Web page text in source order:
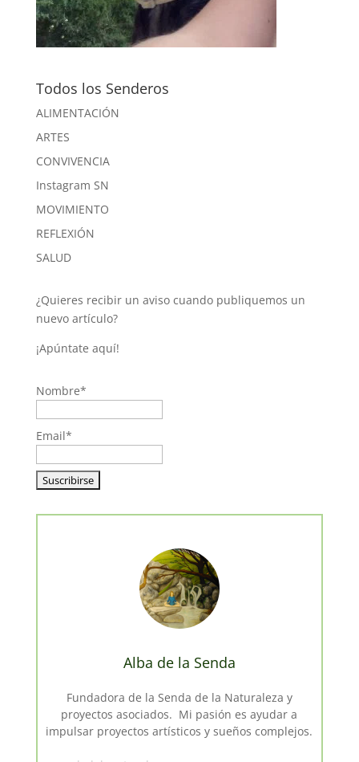
Todos los Senderos
ALIMENTACIÓN
ARTES
CONVIVENCIA
Instagram SN
MOVIMIENTO
REFLEXIÓN
SALUD
¿Quieres recibir un aviso cuando publiquemos un
nuevo artículo?
¡Apúntate aquí!
Nombre*
Email*
Alba de la Senda
Fundadora de la Senda de la Naturaleza y
proyectos asociados. Mi pasión es ayudar a
impulsar proyectos artísticos y sueños complejos.